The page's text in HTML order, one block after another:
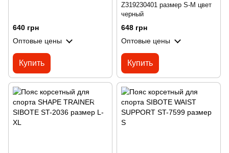
640 грн
Оптовые цены
Купить
Z319230401 размер S-M цвет
черный
648 грн
Оптовые цены
Купить